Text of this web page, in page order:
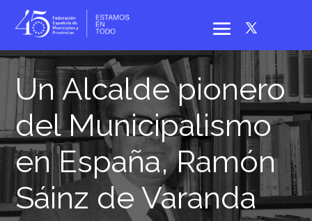
Un Alcalde pionero
del Municipalismo
en España, Ramón
Sáinz de Varanda